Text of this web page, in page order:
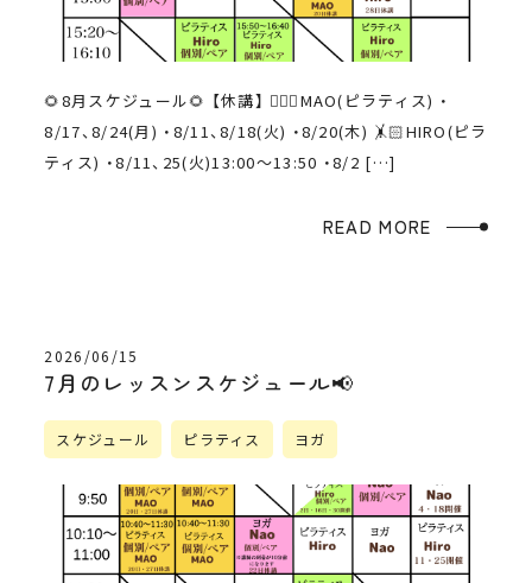
🌻8月スケジュール🌻 【休講】 🤸🏼‍♀️MAO(ピラティス) ・
8/17、8/24(月) ・8/11、8/18(火) ・8/20(木) 🤸🏻HIRO(ピラ
ティス) ・8/11、25(火)13:00〜13:50 ・8/2 […]
READ MORE
2026/06/15
7月のレッスンスケジュール📢
スケジュール ピラティス ヨガ